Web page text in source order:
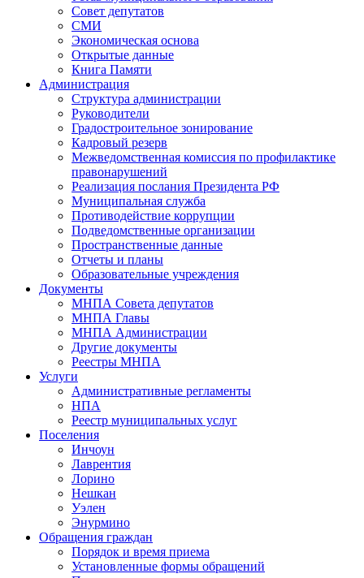
Совет депутатов
СМИ
Экономическая основа
Открытые данные
Книга Памяти
Администрация
Структура администрации
Руководители
Градостроительное зонирование
Кадровый резерв
Межведомственная комиссия по профилактике
правонарушений
Реализация послания Президента РФ
Муниципальная служба
Противодействие коррупции
Подведомственные организации
Пространственные данные
Отчеты и планы
Образовательные учреждения
Документы
МНПА Совета депутатов
МНПА Главы
МНПА Администрации
Другие документы
Реестры МНПА
Услуги
Административные регламенты
НПА
Реестр муниципальных услуг
Поселения
Инчоун
Лаврентия
Лорино
Нешкан
Уэлен
Энурмино
Обращения граждан
Порядок и время приема
Установленные формы обращений